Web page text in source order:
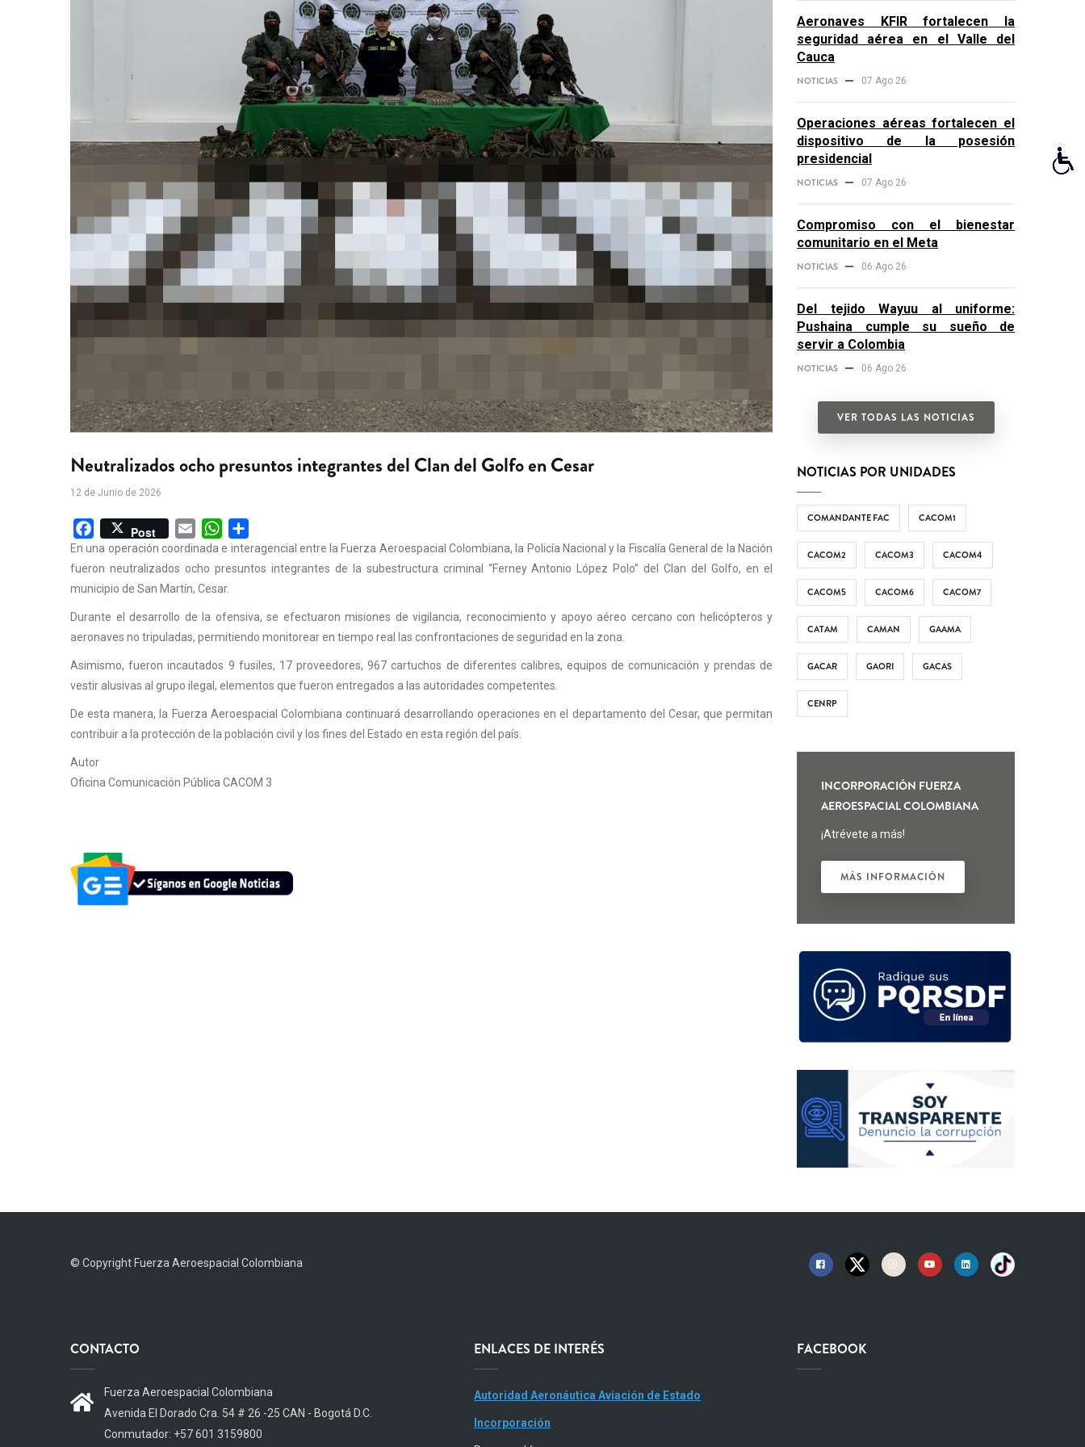
Neutralizados ocho presuntos integrantes del Clan del Golfo en Cesar
12 de Junio de 2026
Facebook
Post Email WhatsApp
En una operación coordinada e interagencial entre la Fuerza Aeroespacial Colombiana, la Policía Nacional y la Fiscalía General de la Nación
fueron neutralizados ocho presuntos integrantes de la subestructura criminal “Ferney Antonio López Polo” del Clan del Golfo, en el
municipio de San Martín, Cesar.
Durante el desarrollo de la ofensiva, se efectuaron misiones de vigilancia, reconocimiento y apoyo aéreo cercano con helicópteros y
aeronaves no tripuladas, permitiendo monitorear en tiempo real las confrontaciones de seguridad en la zona.
Asimismo, fueron incautados 9 fusiles, 17 proveedores, 967 cartuchos de diferentes calibres, equipos de comunicación y prendas de
vestir alusivas al grupo ilegal, elementos que fueron entregados a las autoridades competentes.
De esta manera, la Fuerza Aeroespacial Colombiana continuará desarrollando operaciones en el departamento del Cesar, que permitan
contribuir a la protección de la población civil y los fines del Estado en esta región del país.
Autor
Oficina Comunicación Pública CACOM 3
Aeronaves KFIR fortalecen la
seguridad aérea en el Valle del
Cauca
NOTICIAS 07 Ago 26
Operaciones aéreas fortalecen el
dispositivo de la posesión
presidencial
NOTICIAS 07 Ago 26
Compromiso con el bienestar
comunitario en el Meta
NOTICIAS 06 Ago 26
Del tejido Wayuu al uniforme:
Pushaina cumple su sueño de
servir a Colombia
NOTICIAS 06 Ago 26
VER TODAS LAS NOTICIAS
NOTICIAS POR UNIDADES
COMANDANTE FAC CACOM1
CACOM2 CACOM3 CACOM4
CACOM5 CACOM6 CACOM7
CATAM CAMAN GAAMA
GACAR GAORI GACAS
CENRP
INCORPORACIÓN FUERZA
AEROESPACIAL COLOMBIANA
¡Atrévete a más!
MÁS INFORMACIÓN
© Copyright Fuerza Aeroespacial Colombiana
CONTACTO
Fuerza Aeroespacial Colombiana
Avenida El Dorado Cra. 54 # 26 -25 CAN - Bogotá D.C.
Conmutador: +57 601 3159800
ENLACES DE INTERÉS
Autoridad Aeronáutica Aviación de Estado
Incorporación
FACEBOOK